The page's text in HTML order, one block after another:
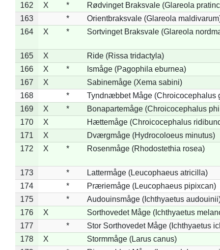
162
X *
Rødvinget Braksvale (Glareola
163
*
Orientbraksvale (Glareola
164
X * Sortvinget Braksvale (Glareola
165 X
Ride (Rissa tridactyla)
166
X *
Ismåge (Pagophila eburnea)
167
X
Sabinemåge (Xema sabini)
168
*
Tyndnæbbet Måge (Chroicocephalus
169
X *
Bonapartemåge (Chroicocephalus
170
X
Hættemåge (Chroicocephalus
171
X
Dværgmåge (Hydrocoloeus minutus)
172
X * Rosenmåge (Rhodostethia rosea)
173 *
Lattermåge (Leucophaeus atricilla)
174
*
Præriemåge (Leucophaeus pipixcan)
175
*
Audouinsmåge (Ichthyaetus
176
X
Sorthovedet Måge (Ichthyaetus
177
*
Stor Sorthovedet Måge (Ichthyaetus
178
X
Stormmåge (Larus canus)